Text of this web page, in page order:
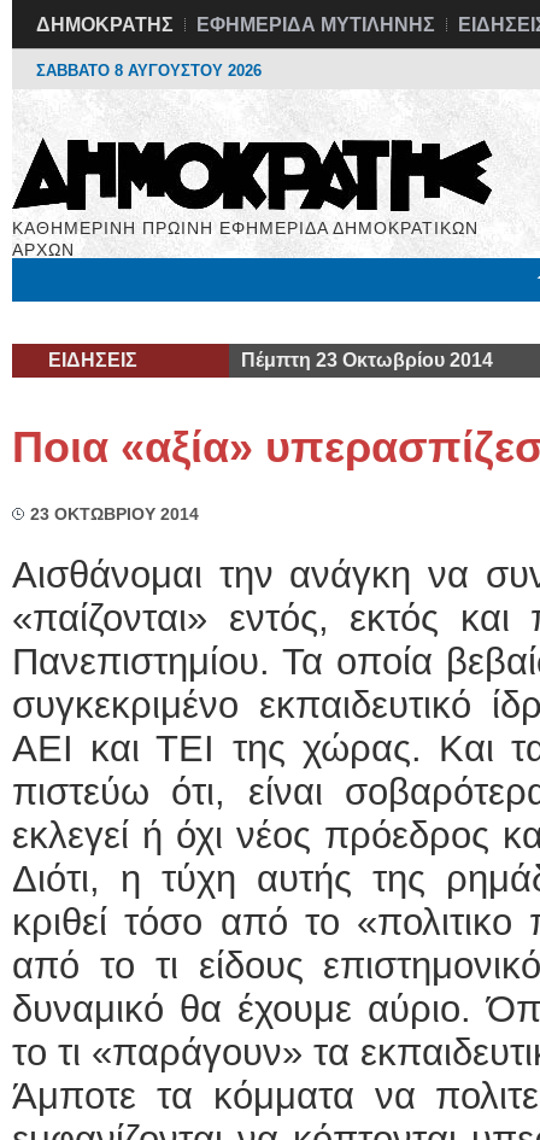
ΔΗΜΟΚΡΑΤΗΣ ΕΦΗΜΕΡΙΔΑ ΜΥΤΙΛΗΝΗΣ
ΣΑΒΒΑΤΟ 8 ΑΥΓΟΥΣΤΟΥ 2026
ΚΑΘΗΜΕΡΙΝΗ ΠΡΩΙΝΗ ΕΦΗΜΕΡΙΔΑ ΔΗΜΟΚΡΑΤΙΚΩΝ
ΑΡΧΩΝ
ΕΙΔΗΣΕΙΣ Πέμπτη 23 Οκτωβρίου 2014
Ποια «αξία»
23 ΟΚΤΩΒΡΙΟΥ 2014
Αισθάνομαι την ανάγκη να
«παίζονται» εντός, εκτός
Πανεπιστημίου. Τα οποία
συγκεκριμένο εκπαιδευτικό
ΑΕΙ και ΤΕΙ της χώρας. Και
πιστεύω ότι, είναι
εκλεγεί ή όχι νέος πρόεδρος
Διότι, η τύχη αυτής της
κριθεί τόσο από το
από το τι είδους
δυναμικό θα έχουμε αύριο.
το τι «παράγουν» τα
Άμποτε τα κόμματα να